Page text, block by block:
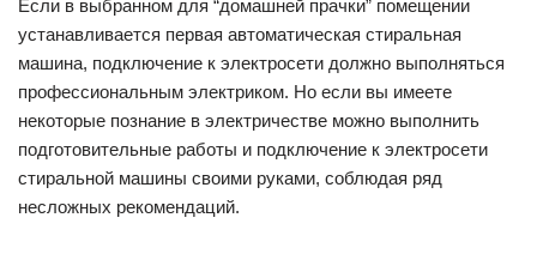
Если в выбранном для “домашней прачки” помещении
устанавливается первая автоматическая стиральная
машина, подключение к электросети должно выполняться
профессиональным электриком. Но если вы имеете
некоторые познание в электричестве можно выполнить
подготовительные работы и подключение к электросети
стиральной машины своими руками, соблюдая ряд
несложных рекомендаций.